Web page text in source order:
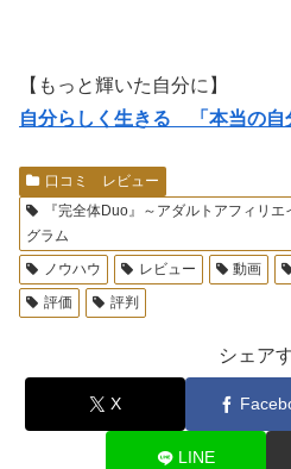
【もっと輝いた自分に】
自分らしく生きる 「本当の自
口コミ レビュー
『完全体Duo』～アダルトアフィリ
グラム
ノウハウ
レビュー 動画
評価
評判
シェア
X
LINE